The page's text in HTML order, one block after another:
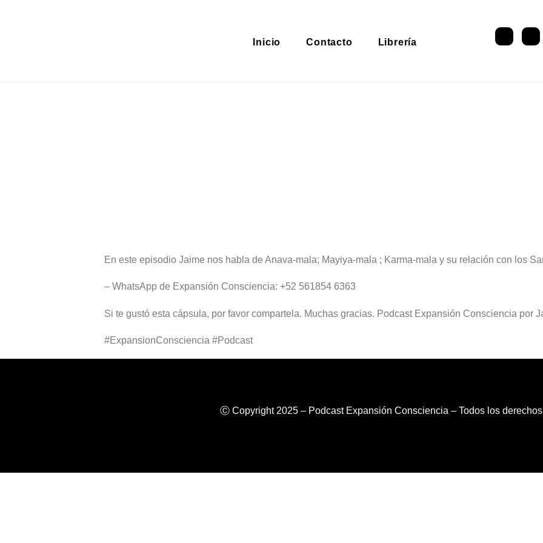
Inicio Contacto Librería
En este episodio Jaime nos habla de Anava-mala; Mayiya-mala ; Karma-mala y su relación con los
– WhatsApp de Expansión Consciencia: +52 561854 6363
Si te gustó esta cápsula, por favor compartela. Muchas gracias. Podcast Expansión Consciencia por
#ExpansionConsciencia #Podcast
Ⓒ Copyright 2025 – Podcast Expansión Consciencia – Todos los